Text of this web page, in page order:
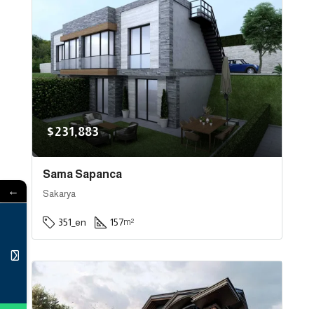
$231,883
Sama Sapanca
Sakarya
351_en 157m²
←